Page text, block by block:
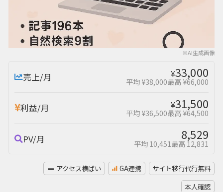
※AI生成画像
売上/月 ¥33,000
平均 ¥38,000最高 ¥66,000
利益/月 ¥31,500
平均 ¥36,500最高 ¥64,500
PV/月 8,529
平均 10,451最高 12,831
アクセス横ばい GA連携
サイト移行代行無料
本人確認